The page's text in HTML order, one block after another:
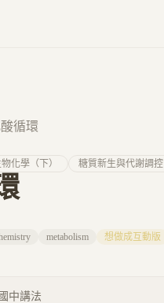
循環
化學（下） 糖質新生與代謝調控
metabolism 想做成互動版
國中講法